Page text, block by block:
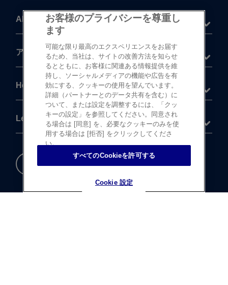
About
アキュビュー®製品
Help
Legal
重要な​安全情報
お客様のプライバシーを尊重し
ます
可能な限り最高のエクスペリエンスをお届す
るため、当社は、サイトの改善方法を知らせ
るとともに、お客様に関連ある情報提供を維
持し、ソーシャルメディアの機能や広告を有
効にする、クッキーの使用を望んでいます。
詳細（パートナーとのデータ共有を含む）に
ついて、または設定を調整するには、「クッ
キーの設定」を参照してください。同意され
る場合は [同意] を、必要なクッキーのみを使
用する場合は [拒否] をクリックしてくださ
い。
Cookie 設定
すべてのCookieを許可する